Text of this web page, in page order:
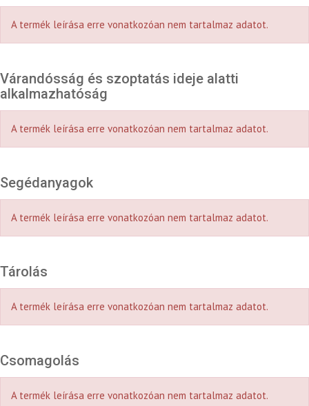
A termék leírása erre vonatkozóan nem tartalmaz adatot.
Várandósság és szoptatás ideje alatti
alkalmazhatóság
A termék leírása erre vonatkozóan nem tartalmaz adatot.
Segédanyagok
A termék leírása erre vonatkozóan nem tartalmaz adatot.
Tárolás
A termék leírása erre vonatkozóan nem tartalmaz adatot.
Csomagolás
A termék leírása erre vonatkozóan nem tartalmaz adatot.